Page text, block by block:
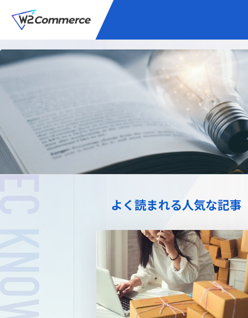
サービス
BtoC向けECサイト構築
W2Commerce
Unified
拡張プラグイ
よく読まれる人気な記事